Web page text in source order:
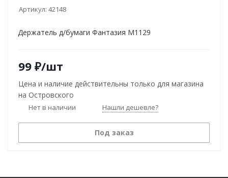
Артикул: 42148
Держатель д/бумаги Фантазия М1129
99 ₽/шт
Цена и наличие действительны только для магазина
на Островского
Нет в наличии Нашли дешевле?
Под заказ